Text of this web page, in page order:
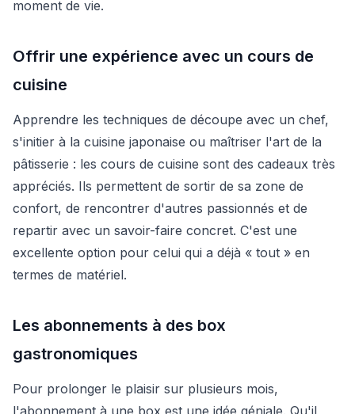
moment de vie.
Offrir une expérience avec un cours de
cuisine
Apprendre les techniques de découpe avec un chef,
s'initier à la cuisine japonaise ou maîtriser l'art de la
pâtisserie : les cours de cuisine sont des cadeaux très
appréciés. Ils permettent de sortir de sa zone de
confort, de rencontrer d'autres passionnés et de
repartir avec un savoir-faire concret. C'est une
excellente option pour celui qui a déjà « tout » en
termes de matériel.
Les abonnements à des box
gastronomiques
Pour prolonger le plaisir sur plusieurs mois,
l'abonnement à une box est une idée géniale. Qu'il